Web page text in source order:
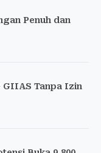
Penuh dan
GIIAS Tanpa Izin